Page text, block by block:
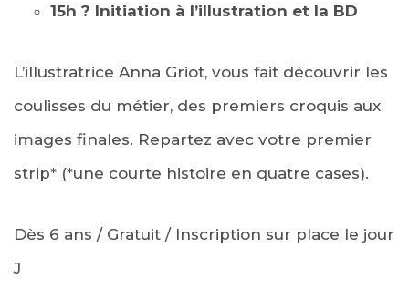
15h ? Initiation à l’illustration et la BD
L’illustratrice Anna Griot, vous fait découvrir les
coulisses du métier, des premiers croquis aux
images finales. Repartez avec votre premier
strip* (*une courte histoire en quatre cases).
Dès 6 ans / Gratuit / Inscription sur place le jour
J